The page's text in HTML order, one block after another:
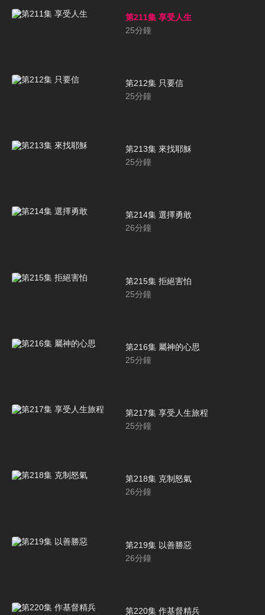
第211集 享受人生
25分鐘
第212集 只要信
25分鐘
第213集 來找耶穌
25分鐘
第214集 選擇勇敢
26分鐘
第215集 拒絕害怕
25分鐘
第216集 屬神的心思
25分鐘
第217集 享受人生旅程
25分鐘
第218集 克制怒氣
26分鐘
第219集 以善勝惡
26分鐘
第220集 作基督精兵